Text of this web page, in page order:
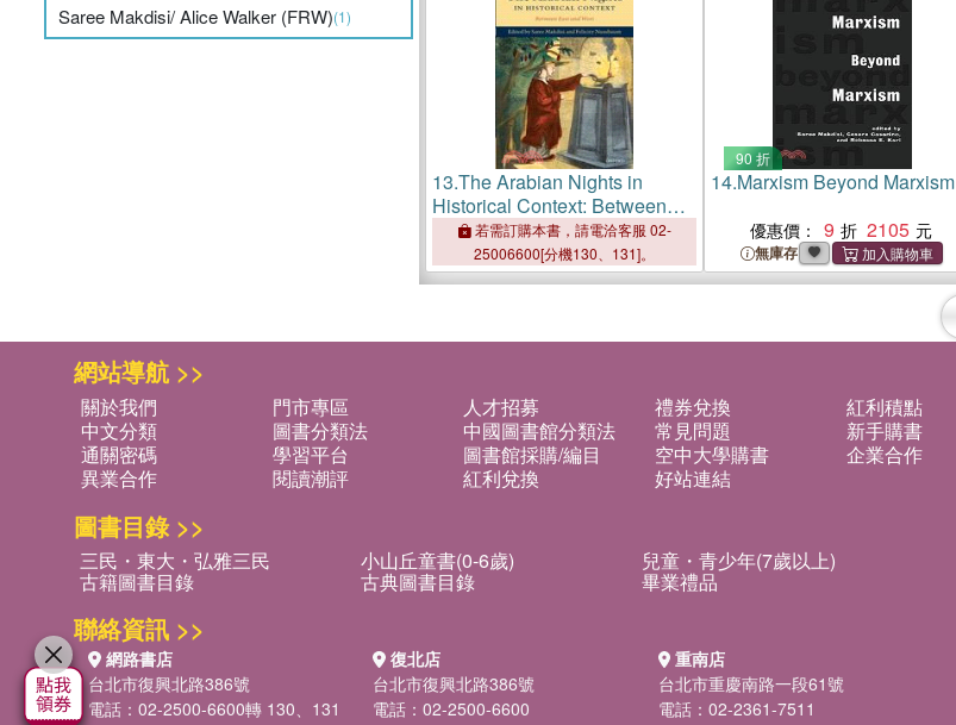
Saree Makdisi/ Alice Walker (FRW)(1)
13.The Arabian Nights in
Historical Context: Between
East and West
若需訂購本書，請電洽客服 02-
25006600[分機130、131]。
90 折
14.Marxism Beyond Marxism
優惠價： 9 2105
無庫存
網站導航 >>
關於我們 門市專區 人才招募 禮券兌換
紅利積點
中文分類
圖書分類法 中國圖書館分類法 常見問題
新手購書
通關密碼
學習平台 圖書館採購/編目 空中大學購書
企業合作
異業合作
閱讀潮評 紅利兌換 好站連結
圖書目錄 >>
三民・東大・弘雅三民 小山丘童書(0-6歲) 兒童・青少年(7歲以上)
古籍圖書目錄 古典圖書目錄 畢業禮品
聯絡資訊 >>
網路書店
台北市復興北路386號
電話：02-2500-6600轉 130、131
復北店
台北市復興北路386號
電話：02-2500-6600
重南店
台北市重慶南路一段61號
電話：02-2361-7511